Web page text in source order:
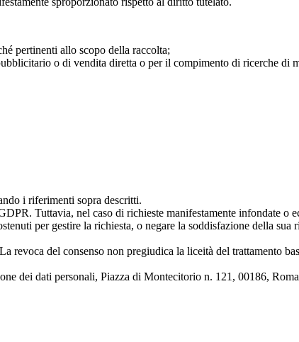
pertinenti allo scopo della raccolta;
o di vendita diretta o per il compimento di ricerche di
i riferimenti sopra descritti.
Tuttavia, nel caso di richieste manifestamente infondate o
per gestire la richiesta, o negare la soddisfazione della sua
revoca del consenso non pregiudica la liceità del trattamento
dei dati personali, Piazza di Montecitorio n. 121, 00186,